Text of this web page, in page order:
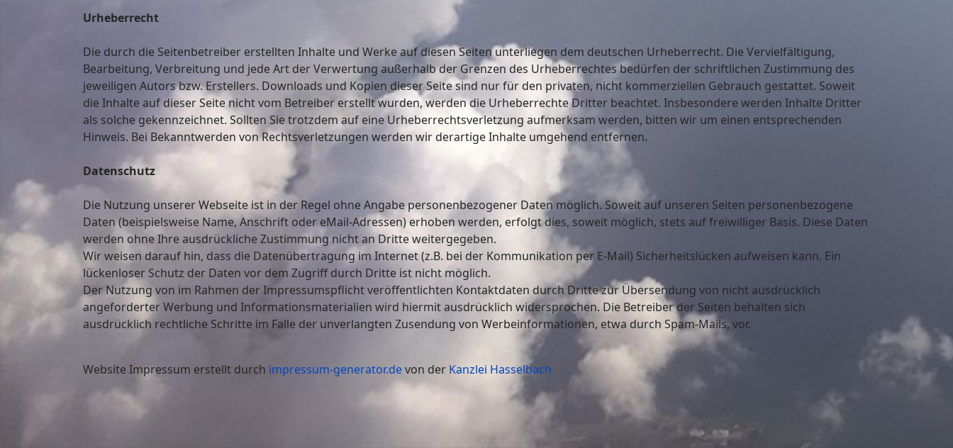
Urheberrecht
Die durch die Seitenbetreiber erstellten Inhalte und Werke auf diesen Seiten unterliegen dem deutschen Urheberrecht. Die Vervielfältigung,
Bearbeitung, Verbreitung und jede Art der Verwertung außerhalb der Grenzen des Urheberrechtes bedürfen der schriftlichen Zustimmung des
jeweiligen Autors bzw. Erstellers. Downloads und Kopien dieser Seite sind nur für den privaten, nicht kommerziellen Gebrauch gestattet. Soweit
die Inhalte auf dieser Seite nicht vom Betreiber erstellt wurden, werden die Urheberrechte Dritter beachtet. Insbesondere werden Inhalte Dritter
als solche gekennzeichnet. Sollten Sie trotzdem auf eine Urheberrechtsverletzung aufmerksam werden, bitten wir um einen entsprechenden
Hinweis. Bei Bekanntwerden von Rechtsverletzungen werden wir derartige Inhalte umgehend entfernen.
Datenschutz
Die Nutzung unserer Webseite ist in der Regel ohne Angabe personenbezogener Daten möglich. Soweit auf unseren Seiten personenbezogene
Daten (beispielsweise Name, Anschrift oder eMail-Adressen) erhoben werden, erfolgt dies, soweit möglich, stets auf freiwilliger Basis. Diese Daten
werden ohne Ihre ausdrückliche Zustimmung nicht an Dritte weitergegeben.
Wir weisen darauf hin, dass die Datenübertragung im Internet (z.B. bei der Kommunikation per E-Mail) Sicherheitslücken aufweisen kann. Ein
lückenloser Schutz der Daten vor dem Zugriff durch Dritte ist nicht möglich.
Der Nutzung von im Rahmen der Impressumspflicht veröffentlichten Kontaktdaten durch Dritte zur Übersendung von nicht ausdrücklich
angeforderter Werbung und Informationsmaterialien wird hiermit ausdrücklich widersprochen. Die Betreiber der Seiten behalten sich
ausdrücklich rechtliche Schritte im Falle der unverlangten Zusendung von Werbeinformationen, etwa durch Spam-Mails, vor.
Website Impressum erstellt durch impressum-generator.devon der Kanzlei Hasselbach